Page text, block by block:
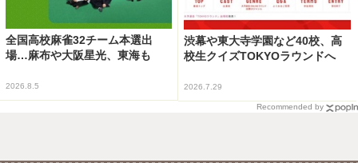
全国高校麻雀32チーム本選出
場…麻布や大阪星光、東海も
2026.8.5
渋幕や東大寺学園など40校、高
校生クイズTOKYOラウンドへ
2026.7.29
Recommended by